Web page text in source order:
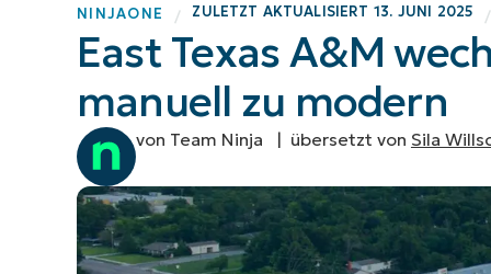
Endpunkt-Management
RMM
Autonomes Patch-Management
Endpunktsicherheit
Dokumentation
Technologieunternehmen
Gesundheitswesen
Bundesregierung
Staatliche Institutionen
Bildungssektor
Finanzinstitute
Überblick
stärken Sie Ihre Kunden.
Value-Added-Reseller
Ressourcen-Center
Blog
ROI-Rechner
Trust Center
NinjaOne Academy
NINJAONE / ZULETZT AKTUALISIERT 13. JUNI 2025 /
East Texas A&M
manuell zu modern
von Team Ninja | übersetzt von Sila